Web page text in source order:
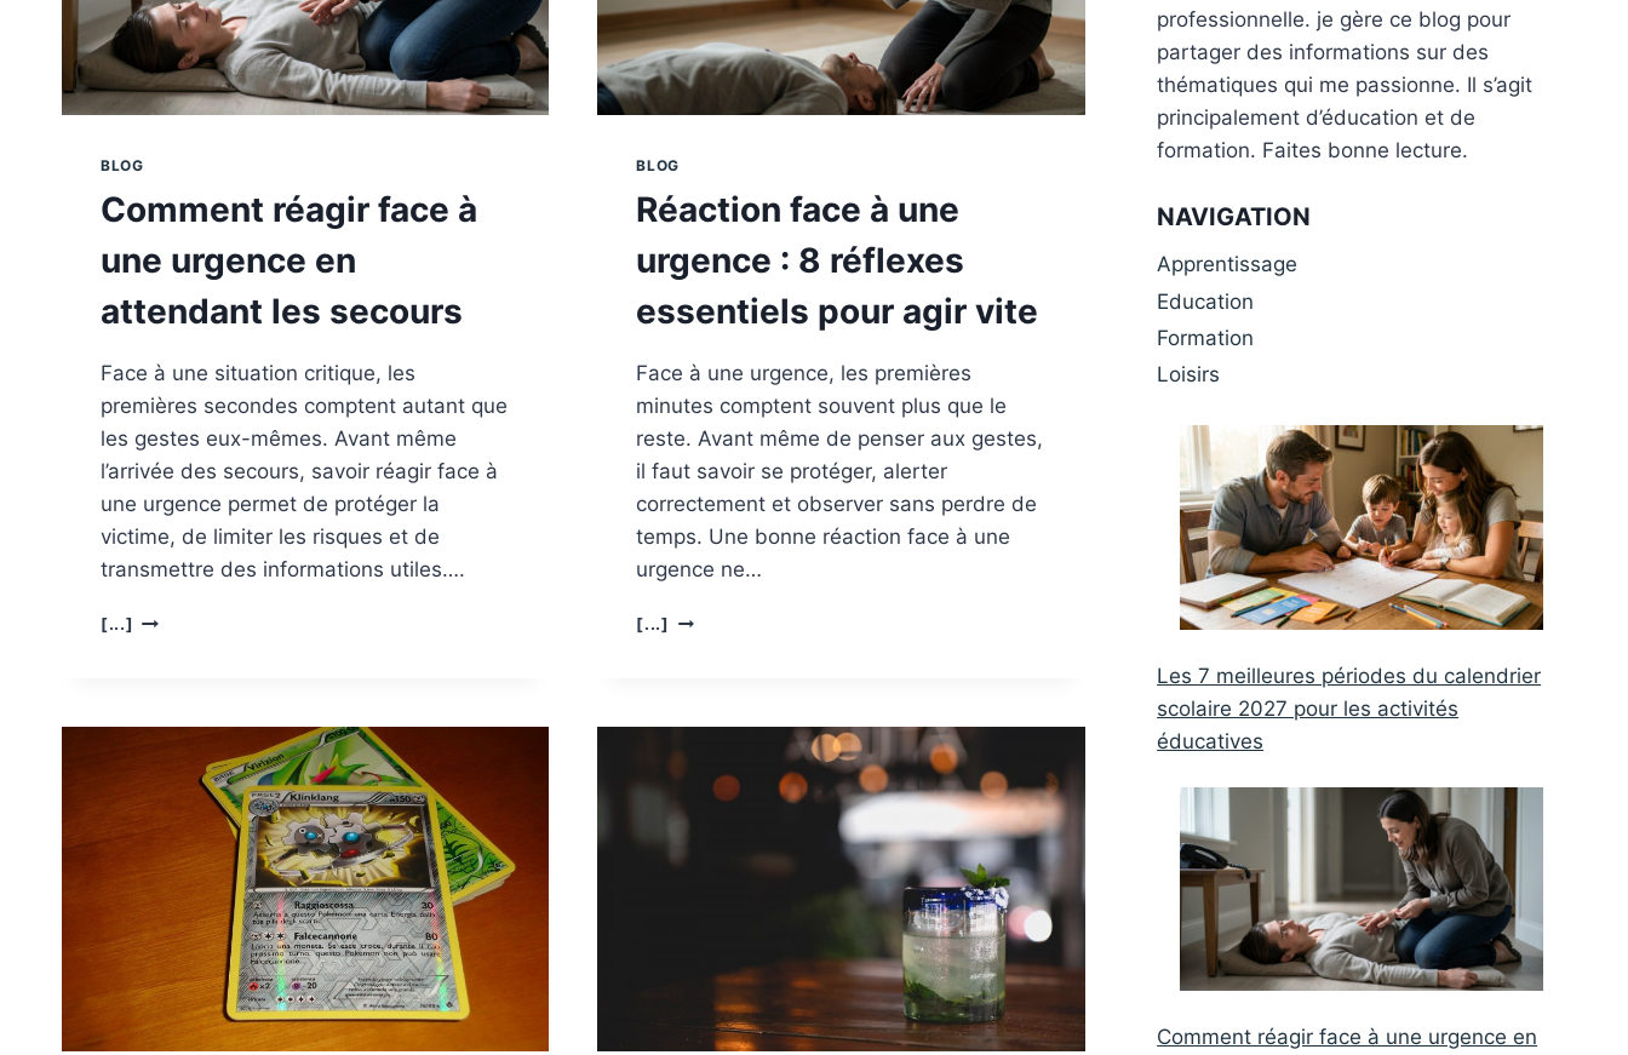
BLOG
Comment réagir face à
une urgence en
attendant les secours
Face à une situation critique, les
premières secondes comptent autant que
les gestes eux-mêmes. Avant même
l’arrivée des secours, savoir réagir face à
une urgence permet de protéger la
victime, de limiter les risques et de
transmettre des informations utiles….
[...] COMMENT
ATTENDANT
BLOG
Réaction face à une
urgence : 8 réflexes
essentiels pour agir vite
Face à une urgence, les premières
minutes comptent souvent plus que le
reste. Avant même de penser aux gestes,
il faut savoir se protéger, alerter
correctement et observer sans perdre de
temps. Une bonne réaction face à une
urgence ne…
[...]
RÉACTION
RÉFLEXES
ESSENTIELS
professionnelle. je gère ce blog pour
partager des informations sur des
thématiques qui me passionne. Il s’agit
principalement d’éducation et de
formation. Faites bonne lecture.
NAVIGATION
Apprentissage
Education
Formation
Loisirs
Les 7 meilleures périodes du calendrier
scolaire 2027 pour les activités
éducatives
Comment réagir face à une urgence en